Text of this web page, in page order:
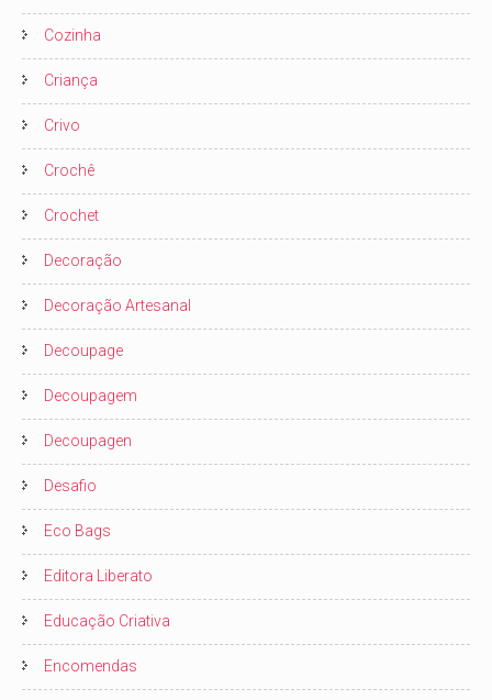
Cozinha
Criança
Crivo
Crochê
Crochet
Decoração
Decoração Artesanal
Decoupage
Decoupagem
Decoupagen
Desafio
Eco Bags
Editora Liberato
Educação Criativa
Encomendas